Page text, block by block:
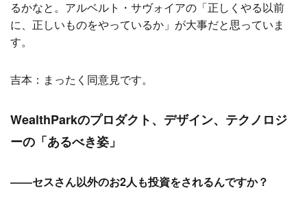
るかなと。アルベルト・サヴォイアの「正しくやる以前
に、正しいものをやっているか」が大事だと思っていま
す。
吉本：まったく同意見です。
WealthParkのプロダクト、デザイン、テクノロジ
ーの「あるべき姿」
――セスさん以外のお2人も投資をされるんですか？